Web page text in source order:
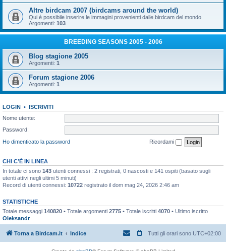
Altre birdcam 2007 (birdcams around the world)
Qui è possibile inserire le immagini provenienti dalle birdcam del mondo
Argomenti: 103
BREEDING SEASONS 2005 - 2006
Blog stagione 2005
Argomenti: 1
Forum stagione 2006
Argomenti: 1
LOGIN • ISCRIVITI
Nome utente:
Password:
Ho dimenticato la password
Ricordami
CHI C’È IN LINEA
In totale ci sono 143 utenti connessi : 2 registrati, 0 nascosti e 141 ospiti (basato sugli
utenti attivi negli ultimi 5 minuti)
Record di utenti connessi: 10722 registrato il dom mag 24, 2026 2:46 am
STATISTICHE
Totale messaggi 140820 • Totale argomenti 2775 • Totale iscritti 4070 • Ultimo iscritto
Oleksandr
Torna a Birdcam.it Indice Tutti gli orari sono UTC+02:00